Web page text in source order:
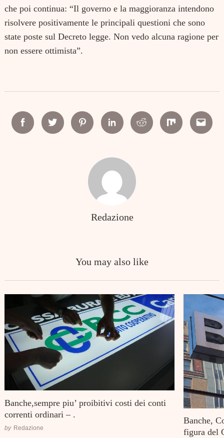
che poi continua: “Il governo e la maggioranza intendono
risolvere positivamente le principali questioni che sono
state poste sul Decreto legge. Non vedo alcuna ragione per
non essere ottimista”.
FacebookTwitter PinterestLinkedinReddit Mix Email
Redazione
You may also like
Banche,sempre piu’ proibitivi costi dei conti
correnti ordinari – .
by Redazione
Banche,
figura del